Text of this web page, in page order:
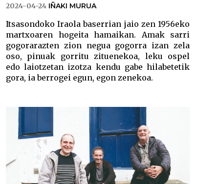
2024-04-24 IÑAKI MURUA
Itsasondoko Iraola baserrian jaio zen 1956eko
martxoaren hogeita hamaikan. Amak sarri
gogorarazten zion negua gogorra izan zela
oso, pinuak gorritu zituenekoa, leku ospel
edo laiotzetan izotza kendu gabe hilabetetik
gora, ia berrogei egun, egon zenekoa.